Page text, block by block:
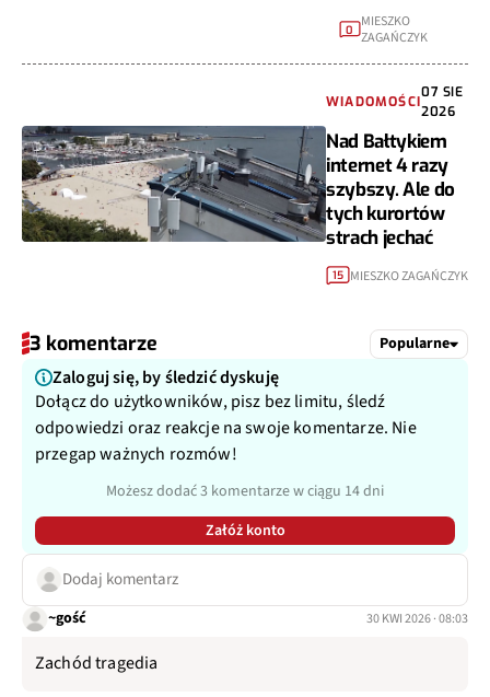
0 MIESZKO
ZAGAŃCZYK
WIADOMOŚCI
07 SIE
2026
Nad Bałtykiem
internet 4 razy
szybszy. Ale do
tych kurortów
strach jechać
15 MIESZKO ZAGAŃCZYK
3 komentarze Popularne
Zaloguj się, by śledzić dyskuję
Dołącz do użytkowników, pisz bez limitu, śledź
odpowiedzi oraz reakcje na swoje komentarze. Nie
przegap ważnych rozmów!
Możesz dodać 3 komentarze w ciągu 14 dni
Załóż konto
Dodaj komentarz
~gość 30 KWI 2026 · 08:03
Zachód tragedia